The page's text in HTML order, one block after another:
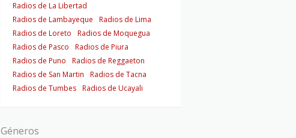
Radios de La Libertad
Radios de Lambayeque
Radios de Lima
Radios de Loreto
Radios de Moquegua
Radios de Pasco
Radios de Piura
Radios de Puno
Radios de Reggaeton
Radios de San Martin
Radios de Tacna
Radios de Tumbes Radios de Ucayali
Géneros